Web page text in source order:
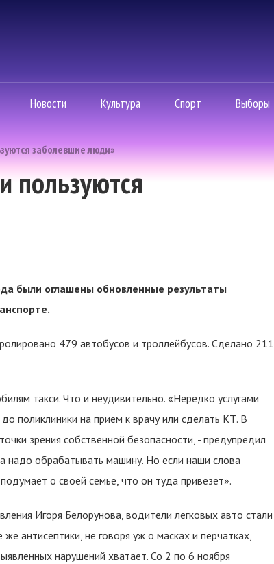
Новости Культура Спорт Выборы
заболевшие люди»
пользуются
были оглашены обновленные результаты
479 автобусов и троллейбусов. Сделано 211
такси. Что и неудивительно. «Нередко услугами
поликлиники на прием к врачу или сделать КТ. В
зрения собственной безопасности, - предупредил
надо обрабатывать машину. Но если наши слова
о своей семье, что он туда привезет».
Игоря Белорунова, водители легковых авто стали
антисептики, не говоря уж о масках и перчатках,
нарушений хватает. Со 2 по 6 ноября